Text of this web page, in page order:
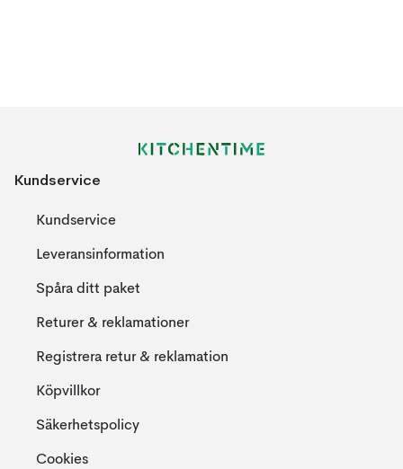
Kundservice
Kundservice
Leveransinformation
Spåra ditt paket
Returer & reklamationer
Registrera retur & reklamation
Köpvillkor
Säkerhetspolicy
Cookies